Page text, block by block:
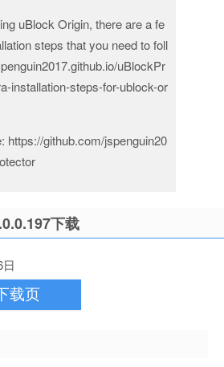
uBlock Origin, there are a fe
steps that you need to foll
uBlockPr
installation-steps-for-ublock-or
https://github.com/jspenguin20
下载
载页